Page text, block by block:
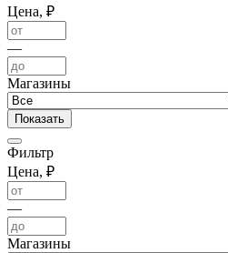
Цена, ₽
—
Магазины
Фильтр
Цена, ₽
—
Магазины